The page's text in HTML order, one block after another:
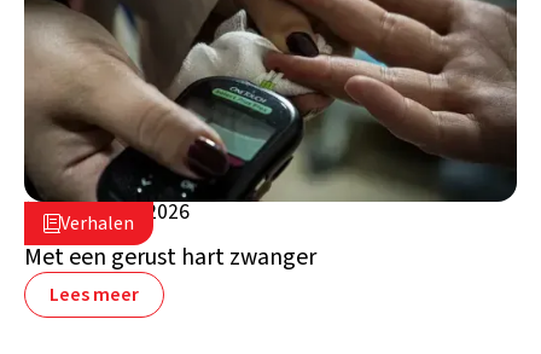
Verhalen
5 augustus 2026
Libanon
Met een gerust hart zwanger
Lees meer